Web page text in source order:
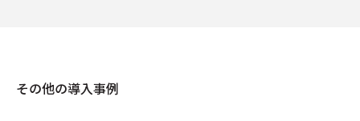
その他の導入事例